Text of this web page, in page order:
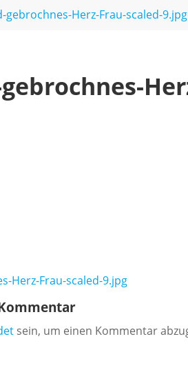
gebrochnes-Herz-Frau-scaled-9.jpg
Herz-Frau-scaled-9.jpg
sein, um einen Kommentar